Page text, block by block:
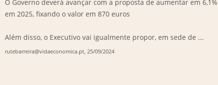
O Governo deverá avançar com a proposta de aumentar em
em 2025, fixando o valor em 870 euros
Além disso, o Executivo vai igualmente propor, em sede de ...
rutebarreira@vidaeconomica.pt, 25/09/2024